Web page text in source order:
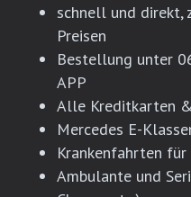
schnell und
Preisen
Bestellung unter
APP
Alle Kreditkarten
Mercedes E-
Krankenfahrten
Ambulante und